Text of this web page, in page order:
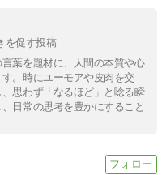
を促す投稿
葉を題材に、人間の本質や心
。時にユーモアや皮肉を交
思わず「なるほど」と唸る瞬
日常の思考を豊かにすること